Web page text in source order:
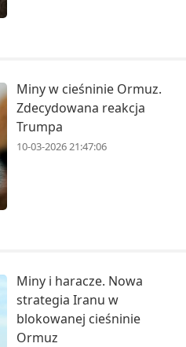
Miny w cieśninie Ormuz.
Zdecydowana reakcja
Trumpa
10-03-2026 21:47:06
Miny i haracze. Nowa
strategia Iranu w
blokowanej cieśninie
Ormuz